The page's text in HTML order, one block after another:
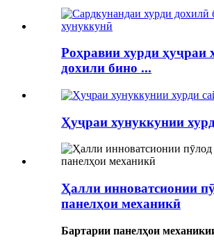
Роҳравии хурди ҳуҷраи
дохили бино ...
Ҳуҷраи хунуккунии
Ҳалли инноватсионии
панелҳои механикӣ
Бартарии панелҳои